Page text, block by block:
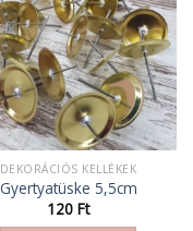
DEKORÁCIÓS KELLÉKEK
Gyertyatüske 5,5cm
120 Ft